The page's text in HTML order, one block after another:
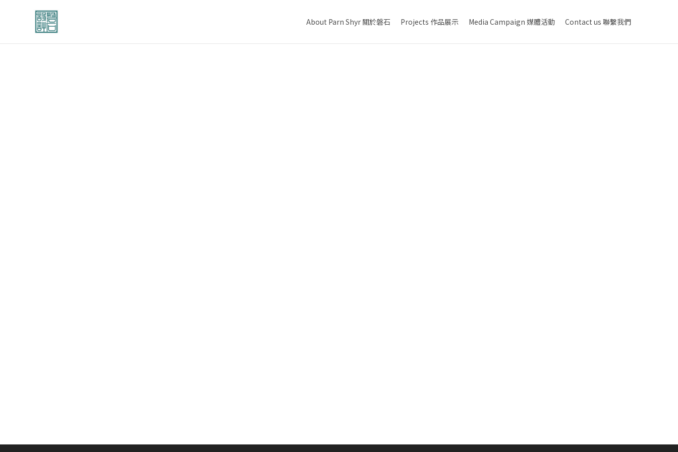
About Parn Shyr 關於磐石 Projects 作品展示 Media Campaign 媒體活動 Contact us 聯繫我們